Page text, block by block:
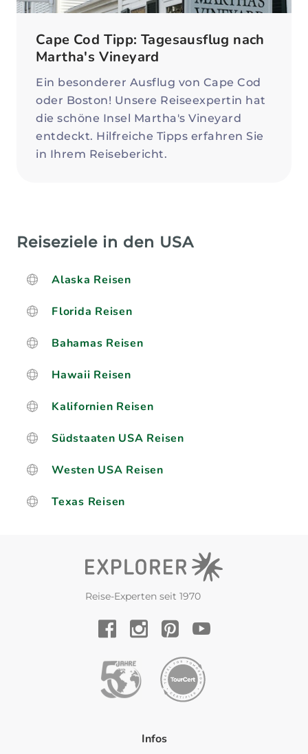
Cape Cod Tipp: Tagesausflug nach
Martha's Vineyard
Ein besonderer Ausflug von Cape Cod
oder Boston! Unsere Reiseexpertin hat
die schöne Insel Martha's Vineyard
entdeckt. Hilfreiche Tipps erfahren Sie
in Ihrem Reisebericht.
Reiseziele in den USA
Alaska Reisen
Florida Reisen
Bahamas Reisen
Hawaii Reisen
Kalifornien Reisen
Südstaaten USA Reisen
Westen USA Reisen
Texas Reisen
Reise-Experten seit 1970
Infos